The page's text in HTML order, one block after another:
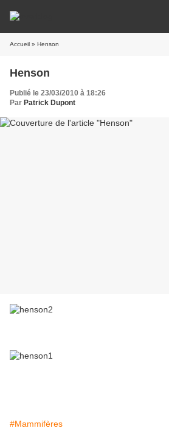
Accueil » Henson
Henson
Publié le 23/03/2010 à 18:26
Par Patrick Dupont
#Mammifères